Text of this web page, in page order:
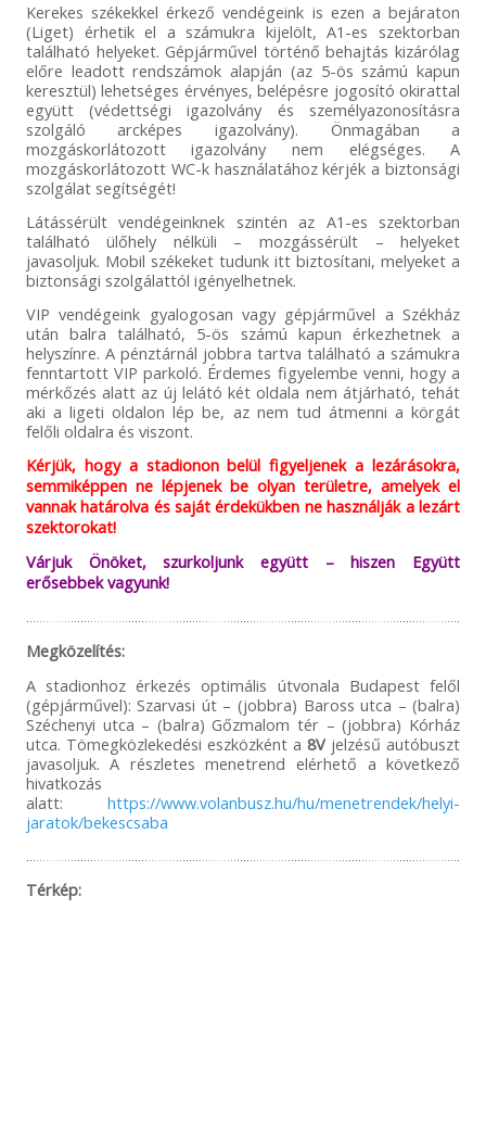
Kerekes székekkel érkező vendégeink is ezen a bejáraton
(Liget) érhetik el a számukra kijelölt, A1-es szektorban
található helyeket. Gépjárművel történő behajtás kizárólag
előre leadott rendszámok alapján (az 5-ös számú kapun
keresztül) lehetséges érvényes, belépésre jogosító okirattal
együtt (védettségi igazolvány és személyazonosításra
szolgáló arcképes igazolvány). Önmagában a
mozgáskorlátozott igazolvány nem elégséges. A
mozgáskorlátozott WC-k használatához kérjék a biztonsági
szolgálat segítségét!
Látássérült vendégeinknek szintén az A1-es szektorban
található ülőhely nélküli – mozgássérült – helyeket
javasoljuk. Mobil székeket tudunk itt biztosítani, melyeket a
biztonsági szolgálattól igényelhetnek.
VIP vendégeink gyalogosan vagy gépjárművel a Székház
után balra található, 5-ös számú kapun érkezhetnek a
helyszínre. A pénztárnál jobbra tartva található a számukra
fenntartott VIP parkoló. Érdemes figyelembe venni, hogy a
mérkőzés alatt az új lelátó két oldala nem átjárható, tehát
aki a ligeti oldalon lép be, az nem tud átmenni a körgát
felőli oldalra és viszont.
Kérjük, hogy a stadionon belül figyeljenek a lezárásokra,
semmiképpen ne lépjenek be olyan területre, amelyek el
vannak határolva és saját érdekükben ne használják a lezárt
szektorokat!
Várjuk Önöket, szurkoljunk együtt – hiszen Együtt
erősebbek vagyunk!
Megközelítés:
A stadionhoz érkezés optimális útvonala Budapest felől
(gépjárművel): Szarvasi út – (jobbra) Baross utca – (balra)
Széchenyi utca – (balra) Gőzmalom tér – (jobbra) Kórház
utca. Tömegközlekedési eszközként a 8V jelzésű autóbuszt
javasoljuk. A részletes menetrend elérhető a következő
hivatkozás
alatt:https://www.volanbusz.hu/hu/menetrendek/helyi-
jaratok/bekescsaba
Térkép: